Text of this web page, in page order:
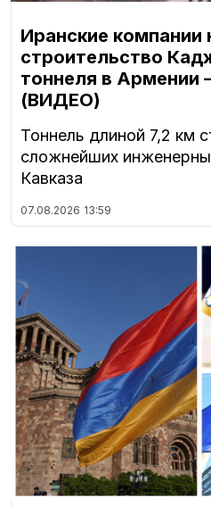
Иранские компании
строительство
тоннеля в Армении
(ВИДЕО)
Тоннель длиной 7,2 км
сложнейших
Кавказа
07.08.2026 13:59